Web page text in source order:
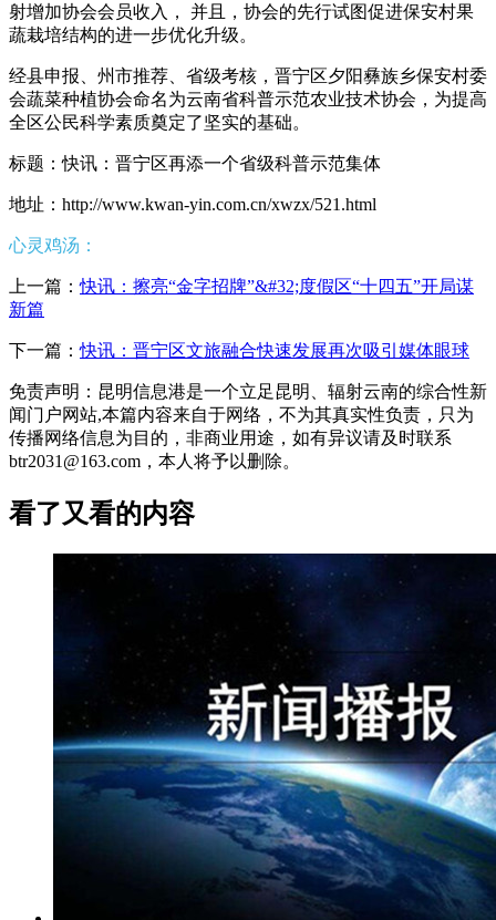
射增加协会会员收入， 并且，协会的先行试图促进保安村果
蔬栽培结构的进一步优化升级。
经县申报、州市推荐、省级考核，晋宁区夕阳彝族乡保安村委
会蔬菜种植协会命名为云南省科普示范农业技术协会，为提高
全区公民科学素质奠定了坚实的基础。
标题：快讯：晋宁区再添一个省级科普示范集体
地址：http://www.kwan-yin.com.cn/xwzx/521.html
心灵鸡汤：
上一篇：快讯：擦亮“金字招牌”&#32;度假区“十四五”开局谋
新篇
下一篇：快讯：晋宁区文旅融合快速发展再次吸引媒体眼球
免责声明：昆明信息港是一个立足昆明、辐射云南的综合性新
闻门户网站,本篇内容来自于网络，不为其真实性负责，只为
传播网络信息为目的，非商业用途，如有异议请及时联系
btr2031@163.com，本人将予以删除。
看了又看的内容